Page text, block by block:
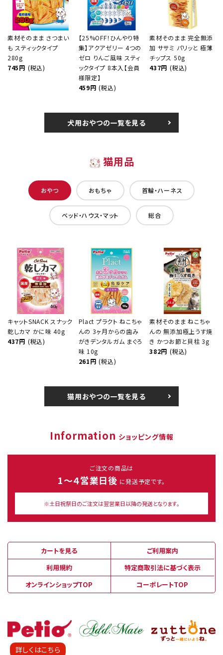
素材そのまま さつまい
も スティックタイプ
280g
745円 (税込)
【25%OFF！ひんやり特
集】アクアゼリー 4つの
ゼロ りんご風味 スティ
ックタイプ 8本入【会員
様限定】
459円 (税込)
素材そのまま 完全無添
加 ササミ パリッと 極薄
チップス 50g
437円 (税込)
犬用おやつの一覧を見る
猫用品
おやつ おもちゃ 首輪・ハーネス
ベッド・ハウス・マット 総合
キャットSNACK スナック
乾しカマ かに味 40g
437円 (税込)
Plact プラクト ねこちゃ
んの 3ヶ月からの歯み
がきデンタルガム まぐろ
味 10g
261円 (税込)
素材そのまま ねこちゃ
んの 無添加極上うす焼
き かつお節と貝柱 3g
382円 (税込)
猫用おやつの一覧を見る
Information ショッピング情報
ご注文の商品は
1～４営業日後 に発送予定です。
※土日祝祭日のご注文は翌営業日以降の発送となります。
カートを見る
ご利用案内
利用規約
特定商取引法に基づく表示
オンラインショップTOP
コーポレートTOP
詳しくはこちら